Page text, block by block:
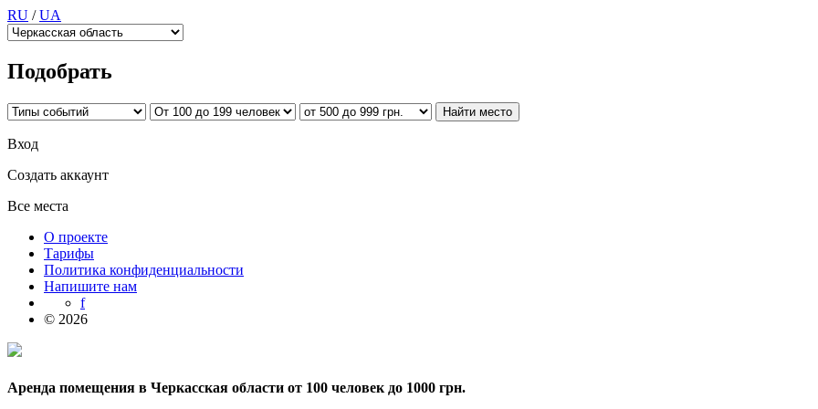
RU /UA
Подобрать
Вход
Создать аккаунт
Все места
О проекте
Тарифы
Политика конфиденциальности
Напишите нам
f
© 2026
Аренда помещения в Черкасская области от 100 человек до 1000 грн.